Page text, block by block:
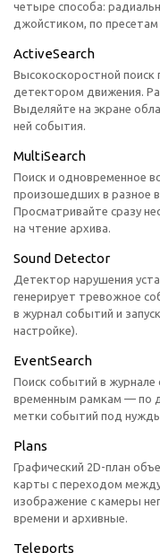
четыре способа:
джойстиком, по
ActiveSearch
Высокоскоростной
детектором движения.
Выделяйте на экране
ней события.
MultiSearch
Поиск и одновременное
произошедших в разное
Просматривайте сразу
на чтение архива.
Sound Detector
Детектор нарушения
генерирует тревожное
в журнал событий и
настройке).
EventSearch
Поиск событий в
временным рамкам — по
метки событий под
Plans
Графический 2D-план
карты с переходом
изображение с камеры
времени и архивные.
Teleports